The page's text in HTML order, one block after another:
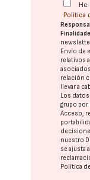
Política
Envío de
relativos
relación
llevar a
Los
grupo por
Acceso,
nuestro
se ajusta
Política